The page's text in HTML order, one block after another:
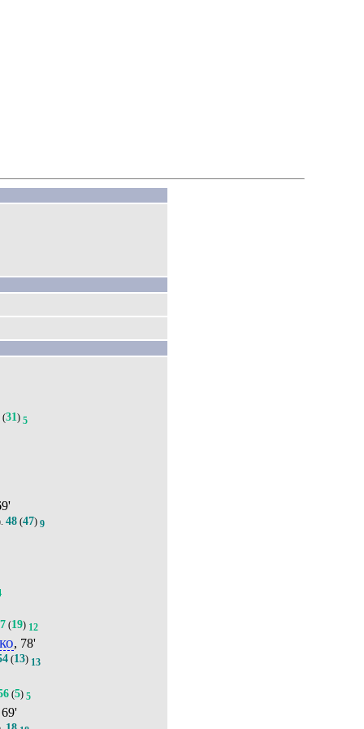
(31) 5
48(47) 9
(19) 12
, 78'
(13) 13
(5) 5
69'